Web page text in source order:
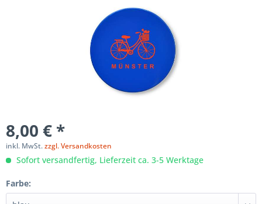
8,00 € *
inkl. MwSt.zzgl. Versandkosten
Sofort versandfertig, Lieferzeit ca. 3-5 Werktage
Farbe: